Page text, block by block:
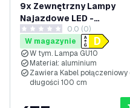
9x Zewnętrzny Lampy
Najazdowe LED -
Kwadratowy - Czarny -
- 3W - 6500K - Kabel
zasilający 1 metr
0 Gwiazdki oceny
0.0 (0)
W magazynie
W tym. Lampa GU10
Materiał: aluminium
Zawiera Kabel połączeniowy
długości 100 cm